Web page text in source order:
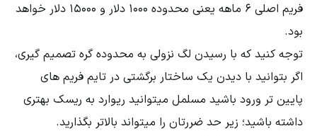
فریم اصلی 6 ماهه یعنی محدوده 1000 دلار و 15000 دلار خواهد
بود.
توجه کنید که با رسیدن لگ نزولی به محدوده گره تصمیم گیری،
اگر بتوانید با دیدن یک ساختار برگشتی در تایم فریم های
پایین تر ورود باشید مسلمل میتوانید ریوارد به ریسک بهتری
داشته باشید؛ زیر حد ضررتان را میتواند بالاتر بگذارید.